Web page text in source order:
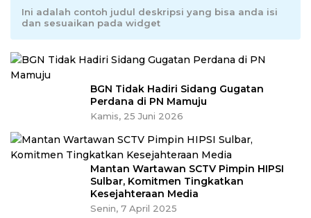
Ini adalah contoh judul deskripsi yang bisa anda isi
dan sesuaikan pada widget
BGN Tidak Hadiri Sidang Gugatan
Perdana di PN Mamuju
Kamis, 25 Juni 2026
Mantan Wartawan SCTV Pimpin HIPSI
Sulbar, Komitmen Tingkatkan
Kesejahteraan Media
Senin, 7 April 2025